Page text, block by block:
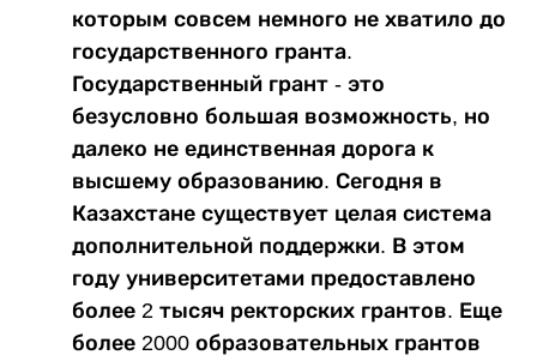
которым совсем немного не хватило до
государственного гранта.
Государственный грант - это
безусловно большая возможность, но
далеко не единственная дорога к
высшему образованию. Сегодня в
Казахстане существует целая система
дополнительной поддержки. В этом
году университетами предоставлено
более 2 тысяч ректорских грантов. Еще
более 2000 образовательных грантов